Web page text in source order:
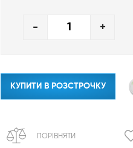
- +
КУПИТИ В РОЗСТРОЧКУ
ПОРІВНЯТИ